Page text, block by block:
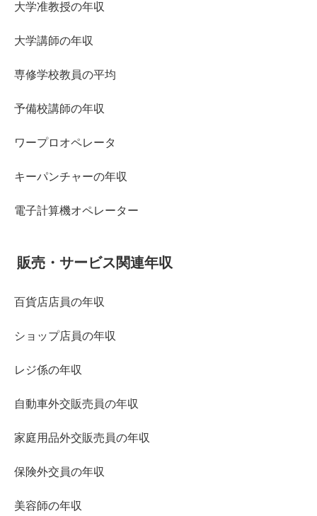
大学准教授の年収
大学講師の年収
専修学校教員の平均
予備校講師の年収
ワープロオペレータ
キーパンチャーの年収
電子計算機オペレーター
販売・サービス関連年収
百貨店店員の年収
ショップ店員の年収
レジ係の年収
自動車外交販売員の年収
家庭用品外交販売員の年収
保険外交員の年収
美容師の年収